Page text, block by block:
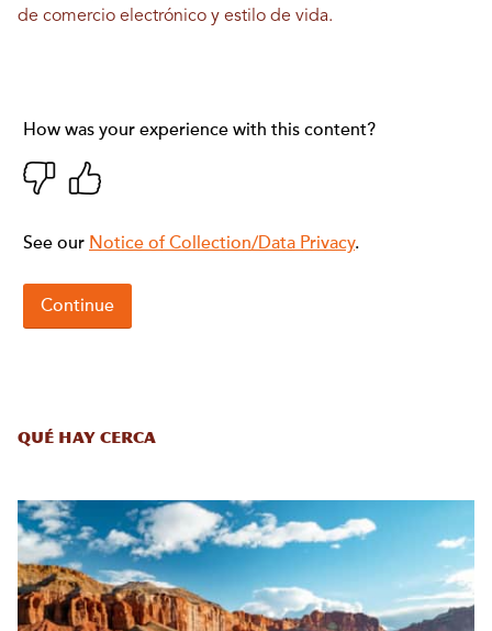
de comercio electrónico y estilo de vida.
Qué hay cerca